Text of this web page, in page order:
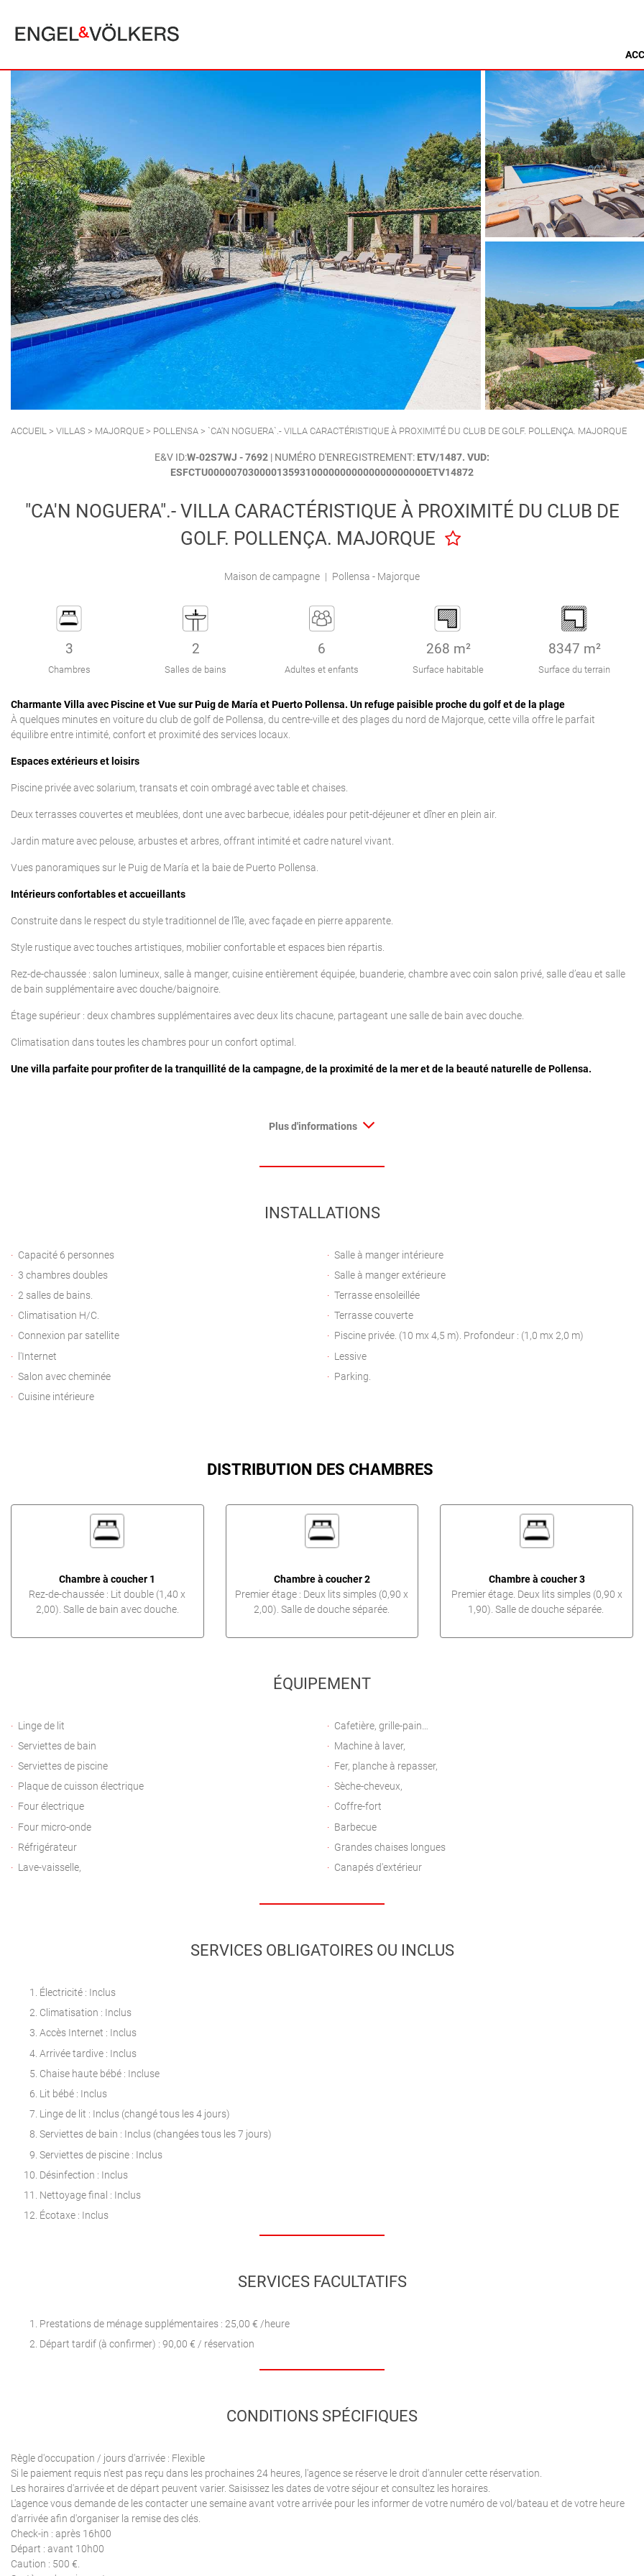
MAJORQUE
ALCUDIA
BONAIRE
BÚGER
CALA SAN VICENTE
CAMPANET
FORMENTOR
MANRESA-MAL PAS
PLAYA DE MURO
POLLENSA
PUERTO ALCUDIA
SANTA MARGARITA
SON SERRA DE MARINA
MINORQUE
ALCAUFAR
ARENAL D'EN CASTELL
BINIDALÍ
BINISAFULLER - CAP D´EN FONT
CALA BLANCA
CALA GALDANA
CALA'N BRUT
CALA'N PORTER
CIUTADELLA
ACCUEIL > VILLAS > MAJORQUE > POLLENSA > `CA'N NOGUERA`.- VILLA CARACTÉRISTIQUE À PROXIMITÉ DU CLUB DE GOLF. POLLENÇA. MAJORQUE
E&V ID:W-02S7WJ - 7692 | NUMÉRO D'ENREGISTREMENT: ETV/1487. VUD:
ESFCTU00000703000013593100000000000000000000ETV14872
"CA'N NOGUERA".- VILLA CARACTÉRISTIQUE À PROXIMITÉ DU CLUB DE
GOLF. POLLENÇA. MAJORQUE
Maison de campagne | Pollensa - Majorque
3
Chambres
2
Salles de bains
6
Adultes et enfants
268 m²
Surface habitable
8347 m²
Surface du terrain
Charmante Villa avec Piscine et Vue sur Puig de María et Puerto Pollensa. Un refuge paisible proche du golf et de la plage
À quelques minutes en voiture du club de golf de Pollensa, du centre-ville et des plages du nord de Majorque, cette villa offre le parfait
équilibre entre intimité, confort et proximité des services locaux.
Espaces extérieurs et loisirs
Piscine privée avec solarium, transats et coin ombragé avec table et chaises.
Deux terrasses couvertes et meublées, dont une avec barbecue, idéales pour petit-déjeuner et dîner en plein air.
Jardin mature avec pelouse, arbustes et arbres, offrant intimité et cadre naturel vivant.
Vues panoramiques sur le Puig de María et la baie de Puerto Pollensa.
Intérieurs confortables et accueillants
Construite dans le respect du style traditionnel de l’île, avec façade en pierre apparente.
Style rustique avec touches artistiques, mobilier confortable et espaces bien répartis.
Rez-de-chaussée : salon lumineux, salle à manger, cuisine entièrement équipée, buanderie, chambre avec coin salon privé, salle d’eau et salle
de bain supplémentaire avec douche/baignoire.
Étage supérieur : deux chambres supplémentaires avec deux lits chacune, partageant une salle de bain avec douche.
Climatisation dans toutes les chambres pour un confort optimal.
Une villa parfaite pour profiter de la tranquillité de la campagne, de la proximité de la mer et de la beauté naturelle de Pollensa.
Plus d'informations
INSTALLATIONS
Capacité 6 personnes
3 chambres doubles
2 salles de bains.
Climatisation H/C.
Connexion par satellite
l'Internet
Salon avec cheminée
Cuisine intérieure
Salle à manger intérieure
Salle à manger extérieure
Terrasse ensoleillée
Terrasse couverte
Piscine privée. (10 mx 4,5 m). Profondeur : (1,0 mx 2,0 m)
Lessive
Parking.
DISTRIBUTION DES CHAMBRES
Chambre à coucher 1
Rez-de-chaussée : Lit double (1,40 x
2,00). Salle de bain avec douche.
Chambre à coucher 2
Premier étage : Deux lits simples (0,90 x
2,00). Salle de douche séparée.
Chambre à coucher 3
Premier étage. Deux lits simples (0,90 x
1,90). Salle de douche séparée.
ÉQUIPEMENT
Linge de lit
Serviettes de bain
Serviettes de piscine
Plaque de cuisson électrique
Four électrique
Four micro-onde
Réfrigérateur
Lave-vaisselle,
Cafetière, grille-pain…
Machine à laver,
Fer, planche à repasser,
Sèche-cheveux,
Coffre-fort
Barbecue
Grandes chaises longues
Canapés d'extérieur
SERVICES OBLIGATOIRES OU INCLUS
Électricité : Inclus
Climatisation : Inclus
Accès Internet : Inclus
Arrivée tardive : Inclus
Chaise haute bébé : Incluse
Lit bébé : Inclus
Linge de lit : Inclus (changé tous les 4 jours)
Serviettes de bain : Inclus (changées tous les 7 jours)
Serviettes de piscine : Inclus
Désinfection : Inclus
Nettoyage final : Inclus
Écotaxe : Inclus
SERVICES FACULTATIFS
Prestations de ménage supplémentaires : 25,00 € /heure
Départ tardif (à confirmer) : 90,00 € / réservation
CONDITIONS SPÉCIFIQUES
Règle d'occupation / jours d'arrivée : Flexible
Si le paiement requis n'est pas reçu dans les prochaines 24 heures, l'agence se réserve le droit d'annuler cette réservation.
Les horaires d'arrivée et de départ peuvent varier. Saisissez les dates de votre séjour et consultez les horaires.
L'agence vous demande de les contacter une semaine avant votre arrivée pour les informer de votre numéro de vol/bateau et de votre heure
d'arrivée afin d'organiser la remise des clés.
Check-in : après 16h00
Départ : avant 10h00
Caution : 500 €.